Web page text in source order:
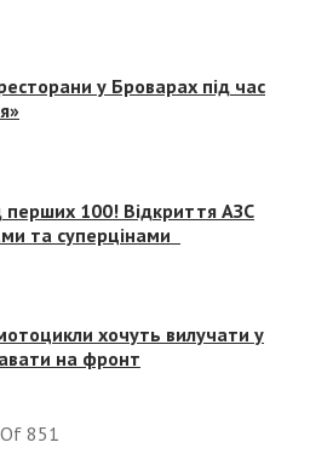
у Броварах під час
перших 100! Відкриття АЗС
та суперцінами
хочуть вилучати у
на фронт
Of 851